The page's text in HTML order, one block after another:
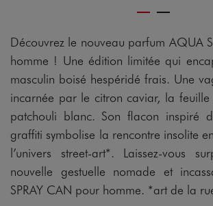
Découvrez le nouveau parfum AQUA
homme ! Une édition limitée qui
masculin boisé hespéridé frais. Une
incarnée par le citron caviar, la
patchouli blanc. Son flacon inspiré
graffiti symbolise la rencontre insolite
l’univers street-art*. Laissez-vous
nouvelle gestuelle nomade et
SPRAY CAN pour homme. *art de la